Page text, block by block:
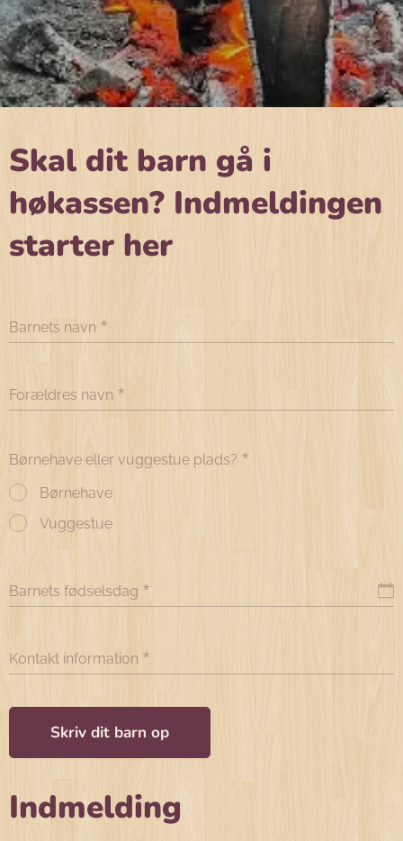
Skal dit barn gå i
høkassen? Indmeldingen
starter her
Barnets navn
Forældres navn
Børnehave eller vuggestue plads?
Børnehave
Vuggestue
Barnets fødselsdag
Kontakt information
Skriv dit barn op
Indmelding